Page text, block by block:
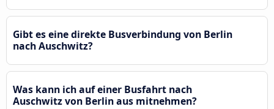
Gibt es eine direkte Busverbindung von Berlin
nach Auschwitz?
Was kann ich auf einer Busfahrt nach
Auschwitz von Berlin aus mitnehmen?